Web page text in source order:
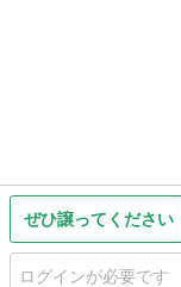
ぜひ譲ってください